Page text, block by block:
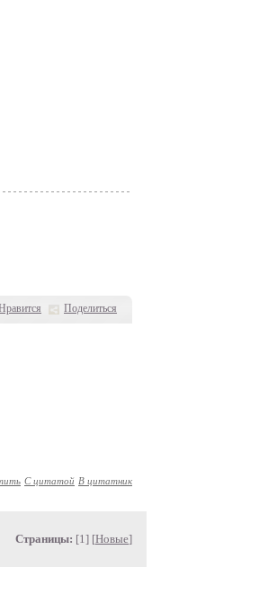
Поделиться
С цитатой В цитатник
Страницы: [1] [Новые]